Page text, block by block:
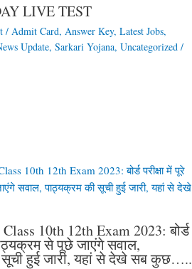
LIVE TEST
/ Admit Card, Answer Key, Latest Jobs,
Update, Sarkari Yojana, Uncategorized /
10th 12th Exam 2023: बोर्ड
से पूछे जाएंगे सवाल,
हुई जारी, यहां से देखे सब कुछ…..